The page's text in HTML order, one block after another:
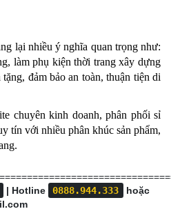
lại nhiều ý nghĩa quan trọng như:
làm phụ kiện thời trang xây dựng
đảm bảo an toàn, thuận tiện di
chuyên kinh doanh, phân phối sỉ
tín với nhiều phân khúc sản phẩm,
| Hotline 0888.944.333
hoặc